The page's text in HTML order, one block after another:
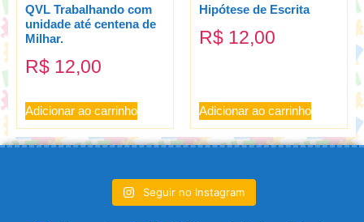
QVL Trabalhando com
unidade até centena de
Milhar.
R$ 12,00
Adicionar ao carrinho
Hipótese de Escrita
R$ 12,00
Adicionar ao carrinho
Seguir no Instagram